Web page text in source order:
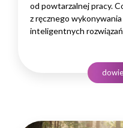
od powtarzalnej pracy.
z ręcznego
inteligentnych
rozwojowego to
na wydajność